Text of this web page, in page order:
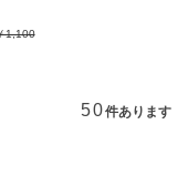
1,100
50件あります